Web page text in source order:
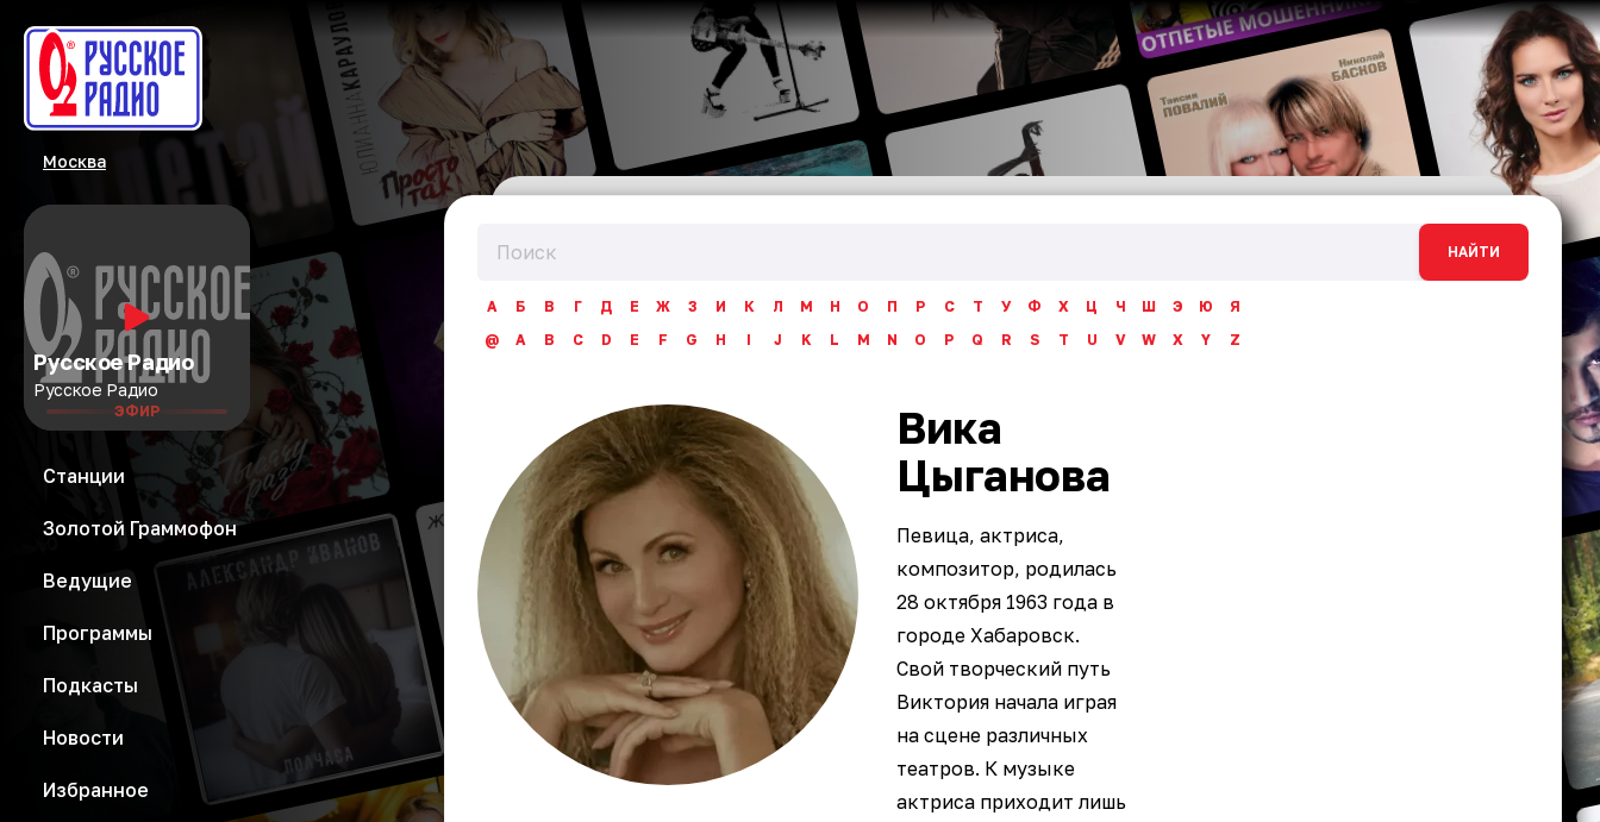
Москва
Русское Радио
Русское Радио
ЭФИР
Станции
Золотой Граммофон
Ведущие
Программы
Подкасты
Новости
Избранное
НАЙТИ
А Б В Г Д Е Ж З И К Л М Н О П Р С Т У Ф Х Ц Ч Ш Э Ю
Я
@
A B C D E F G H I J K L M N O P Q R S T U V W X Y Z
Вика
Цыганова
Певица, актриса,
композитор, родилась
28 октября 1963 года в
городе Хабаровск.
Свой творческий путь
Виктория начала играя
на сцене различных
театров. К музыке
актриса приходит лишь